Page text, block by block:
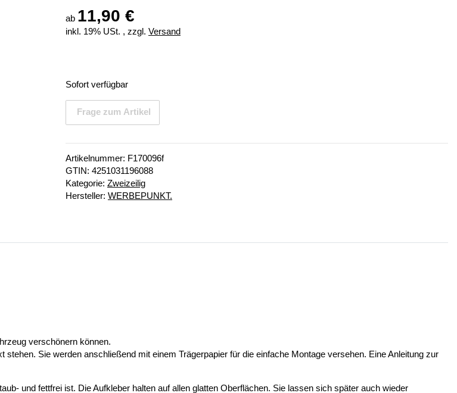
ab 11,90 €
inkl. 19% USt. , zzgl. Versand
Sofort verfügbar
Frage zum Artikel
Artikelnummer: F170096f
GTIN: 4251031196088
Kategorie: Zweizeilig
Hersteller: WERBEPUNKT.
verschönern können.
Sie werden anschließend mit einem Trägerpapier für die einfache Montage versehen. Eine Anleitung zur
und fettfrei ist. Die Aufkleber halten auf allen glatten Oberflächen. Sie lassen sich später auch wieder